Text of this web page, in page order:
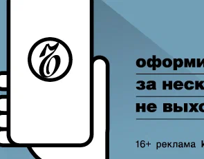
в «Ъ» www.kommersant.ru/ad